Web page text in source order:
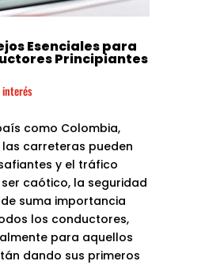
Esenciales para
Principiantes
interés
como Colombia,
carreteras pueden
y el tráfico
caótico, la seguridad
suma importancia
los conductores,
para aquellos
dando sus primeros